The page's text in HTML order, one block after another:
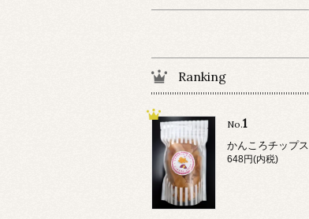
Ranking
No.1
かんころチップス
648円(内税)